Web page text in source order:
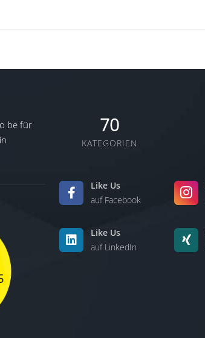
be für
70
KATEGORIEN
Like Us
auf Facebook
Like Us
auf LinkedIn